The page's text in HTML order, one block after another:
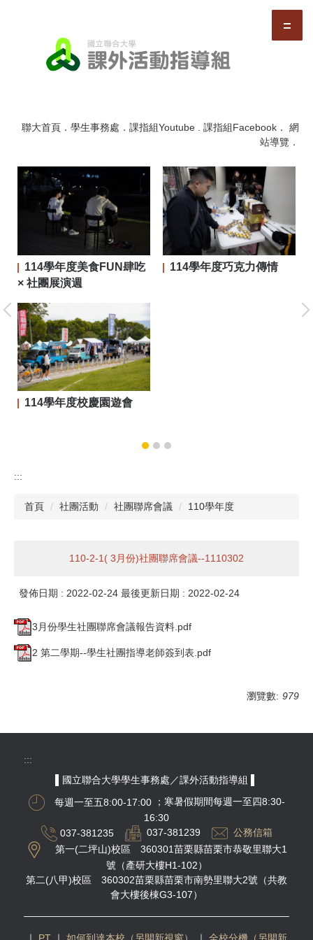
聯大首頁 ． 學生事務處 ． 課指組Youtube . 課指組Facebook ． 網
站導覽 ．
114學年度美食FUN肆吃
× 社團展演週
114學年度巧克力傳情
114學年度校慶園遊會
:::
首頁 社團活動 社團聯席會議 110學年度
110-2-1( 3月份)社團聯席會議--1110302
發佈日期 : 2022-02-24 最後更新日期 : 2022-02-24
3月份學生社團聯席會議報告資料.pdf
2 第二學期--學生社團指導老師簽到表.pdf
瀏覽數: 979
:::
▌國立聯合大學學生事務處／課外活動指導組 ▌
每週一至五8:00-17:00
；寒暑假期間每週一至四8:30-
16:30
037-381235
037-381239
公務信箱
第一(二坪山)校區 360301苗栗縣苗栗市恭敬里聯大1
號（產研大樓H1-102）
第二(八甲)校區 360302苗栗縣苗栗市南勢里聯大2號（共教
會大樓後棟G3-107）